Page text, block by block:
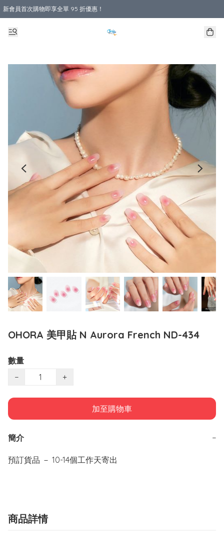
新會員首次購物即享全單 95 折優惠！
購物滿 HKD 800.00即享免運費優惠！（適用於 本地送貨、本地取貨 )
OHORA 美甲貼 N Aurora French ND-434
數量
−
+
加至購物車
簡介 −
商品詳情